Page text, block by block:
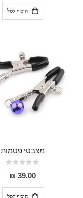
הוסף לסל
מצבטי פטמות
Rating:
0%
39.00 ₪